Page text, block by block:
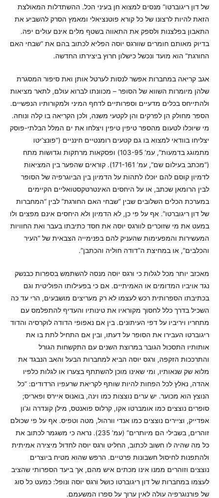
של דון ריגוברטו” מנסים למצוא חן בעיני הכל. ההשתדלות המאולצת
הזאת להיות לרצונו של כל קורא פוטנציאלי ומאמץ הסרק להשביע את
התאבון בפלצנות ולספק את התאווה בשטף מלים אינם עולים יפה.
בדיוק מאותם חומרים שוורגס יוסה הפליא לכתוב בהם את “שבחי האם
החורגת” הוא מועד ונכשל כישלון חרוץ ביצירתו החדשה.
אגב קריאה במחברות אפשר לנסות לערטל אותן ואת סיפור המסגרת
שלהן מיומרות השווא של הסופר – מכוונתו לברוא עולם, לתאר מציאות
ולהתייחס בכלים מדעיים וספרותיים לדחף המיני ולמקורותיו הנפשיים.
הספר מחולק הן לפרקים והן לקטעי משנה, ולכן הקריאה בו קלה ונוחה.
מי שיוכלו לטעום מהספר טיפין טיפין ויצלחו את ים המלל הבלתי-פוסק
יצליחו בוודאי למצוא בו גם קטעים רומנטיים חינניים (“פונצ’יטו
מתמוגג בדמעות”, עמ’ 103-95) ופסקאות מרתקות וגדושות מתח
(“מכתב בעילום שם”, עמ’ 171-161). קוראים שהפער בין המציאות
לדמיון קוסם להם יוכלו לתהות על הדמיון בין הביוגרפיה של הסופר
לבין הרומאן שכתב, או על היחסים האינטרטקסטואליים הקיימים
במערכת הכלים השלובים שבין “שבחי האם החורגת” לבין “המחברות
של דון ריגוברטו”. אף על פי כן, לא הדמיון ולא היחסים אינם מפצים ולו
במעט את מי שזוכרים לוורגס יוסה את חסד כתיבתו בעבר ואת החוויות
המעשירות והמפעימות שהעניק להם בפנימייה הצבאית של “העיר
והכלבים”, או במחיצת ה”דודה חוליה והכתבן”.
מאכזב יותר מכל לגלות כי ורגס יוסה מנסה להשתמש בספרות כבנשק
נגד אויביו המדומים או האמיתיים. אם כי בפעילותו הפוליטית וגם
בכתיבתו הספרותית רכש לעצמו לא רק מעריצים מושבעים, הרי עד כה
השכיל בדרך כלל לחסוך מקוראיו את טינותיו והעדיף להתפלמס עם
מתחריו ויריביו על דפי העיתונים. בין אם נאפופי הדודה לוקרסיה והדוד
ריגוברטו העבירו את הסופר על דעתו, ובין אם התחיל לתת בו את
אותותיו התסכול הגובר במרוצת השנים עם התקשחות הגורל
והתרככות הזקפה, ורגס יוסה הביא למחברות הבעל והאב הנבגד את
מלוא שק שנאותיו, ומי שאינו מוכן להשתתף בצערו או לגלות כלפיו
אהדה, נאלץ לכל הפחות להיות שותף לקריאת שרעפיו הרדודים: “כל
הנוצץ הוא מכוער. יש ערים נוצצות כמו וינה, בואנוס איירס ופאריס;
סופרים נוצצים כמו אומברטו אקו, קרלוס פואנטס, מילן קונדרה וג’ון
אפדייק, וציירים נוצצים כמו אנדי וורהול, מטה וטפיס. אף על פי שכולם
זוהרים, בשבילי הם מיותרים” (עמ’ 235). נראה כי משגמר לכתוב את
כל מה שהיה לו חשוב לכתוב, החליט ורגס יוסה לחדול מיצירה אמיתית
ולהתפנות לחיסול חשבונות פרטיים. הרפש שהוא מטיח ביוצרים
נוצצים וזוהרים ממנו אינו מכתים איש מהם, אך ביעד הספרותי שהציב
לעצמו במחברות של דון ריגוברטו כושל ורגס יוסה ונופל: כמעט כל סוג
של פורנוגרפיה עולה לאין ערוך על ספרו המשעמם.